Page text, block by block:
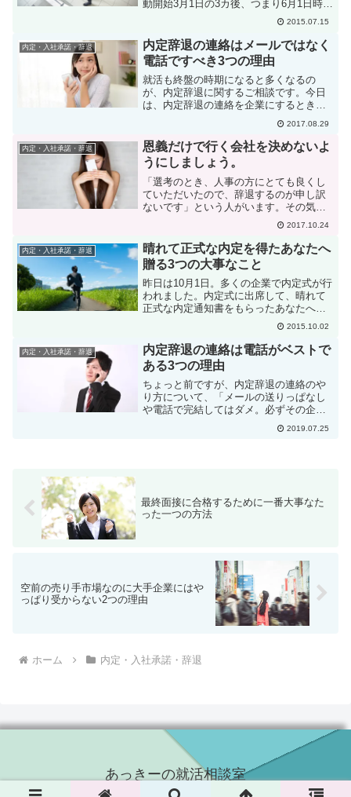
動開始3月1日の3カ後、つまり6月1日時点
で内定を獲得している学生は、全体の
31.1%でしたが、昨年の採用広報活動開
始の3カ後はなんと6.9%に過ぎなかった
ということで...
2015.07.15
内定・入社承諾・辞退
内定辞退の連絡はメールではなく
電話ですべき3つの理由
就活も終盤の時期になると多くなるの
が、内定辞退に関するご相談です。今日
は、内定辞退の連絡を企業にするときの
手段についてです。考えられる手段は、
メールか電話なのですが、私は電話で連
絡することをお勧めしています。その理
由はこうです。謝罪の気持ち...
2017.08.29
内定・入社承諾・辞退
恩義だけで行く会社を決めないよ
うにしましょう。
「選考のとき、人事の方にとても良くし
ていただいたので、辞退するのが申し訳
ないです」という人がいます。その気持
はとても良くわかります。あなたは礼儀
もマナーもわきまえて、さらにとても優
しい気持ちの方ですね。でも、就職は、
もしかしたらあなたの一生...
2017.10.24
内定・入社承諾・辞退
晴れて正式な内定を得たあなたへ
贈る3つの大事なこと
昨日は10月1日。多くの企業で内定式が行
われました。内定式に出席して、晴れて
正式な内定通知書をもらったあなたへ。
本当におめでとうございます！ 長かっ
た就活がやっと終わりましたね。必ずし
も第一志望の企業では無かった人もいる
かも知れませんが、と...
2015.10.02
内定・入社承諾・辞退
内定辞退の連絡は電話がベストで
ある3つの理由
ちょっと前ですが、内定辞退の連絡のや
り方について、「メールの送りっぱなし
や電話で完結してはダメ。必ずその企業
に足を運ぶこと」という記事が出て、そ
れに対して賛否両論が出ていました。元
2019.07.25
最終面接に合格するために一番大事なた
った一つの方法
空前の売り手市場なのに大手企業にはや
っぱり受からない2つの理由
ホーム 内定・入社承諾・辞退
あっきーの就活相談室